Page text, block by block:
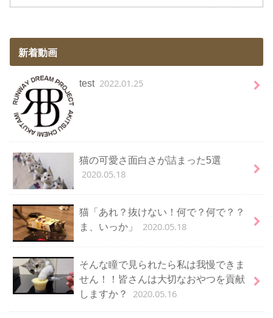
新着動画
test 2022.01.25
猫の可愛さ面白さが詰まった5選
2020.05.18
猫「あれ？抜けない！何で？何で？？
ま、いっか」
2020.05.18
そんな瞳で見られたら私は我慢できま
せん！！皆さんは大切なおやつを貢献
しますか？
2020.05.16